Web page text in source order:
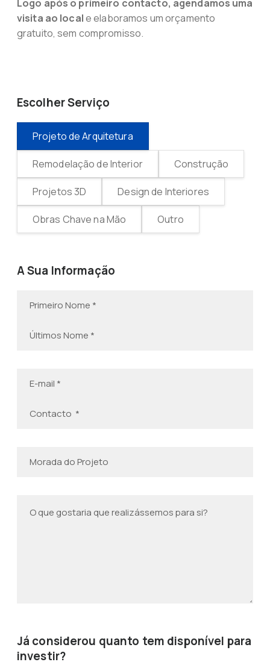
Logo após o primeiro contacto, agendamos uma
visita ao locale elaboramos um orçamento
gratuito, sem compromisso.
Escolher Serviço
Projeto de Arquitetura
Remodelação de Interior Construção
Projetos 3D Design de Interiores
Obras Chave na Mão Outro
A Sua Informação
Já considerou quanto tem disponível para
investir?